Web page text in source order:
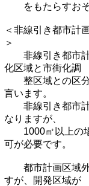
をもたらすおそ
＜非線引き都市計
＞
非線引き都市計
化区域と市街化調
整区域との区分
言います。
非線引き都市計
なりますが、
1000㎡以上の場
可が必要です。
都市計画区域外
すが、開発区域が